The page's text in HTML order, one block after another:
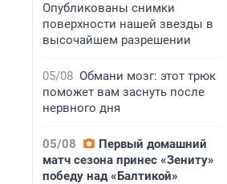
Опубликованы снимки
поверхности нашей звезды в
высочайшем разрешении
05/08 Обмани мозг: этот трюк
поможет вам заснуть после
нервного дня
05/08
Первый домашний
матч сезона принес «Зениту»
победу над «Балтикой»